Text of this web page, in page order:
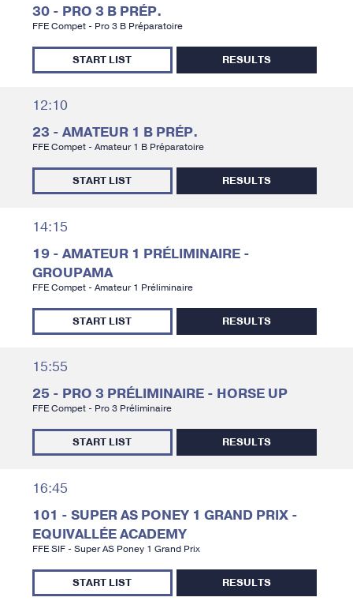
30 - PRO 3 B PRÉP.
FFE Compet - Pro 3 B Préparatoire
START LIST RESULTS
12:10
23 - AMATEUR 1 B PRÉP.
FFE Compet - Amateur 1 B Préparatoire
START LIST RESULTS
14:15
19 - AMATEUR 1 PRÉLIMINAIRE -
GROUPAMA
FFE Compet - Amateur 1 Préliminaire
START LIST RESULTS
15:55
25 - PRO 3 PRÉLIMINAIRE - HORSE UP
FFE Compet - Pro 3 Préliminaire
START LIST RESULTS
16:45
101 - SUPER AS PONEY 1 GRAND PRIX -
EQUIVALLÉE ACADEMY
FFE SIF - Super AS Poney 1 Grand Prix
START LIST RESULTS